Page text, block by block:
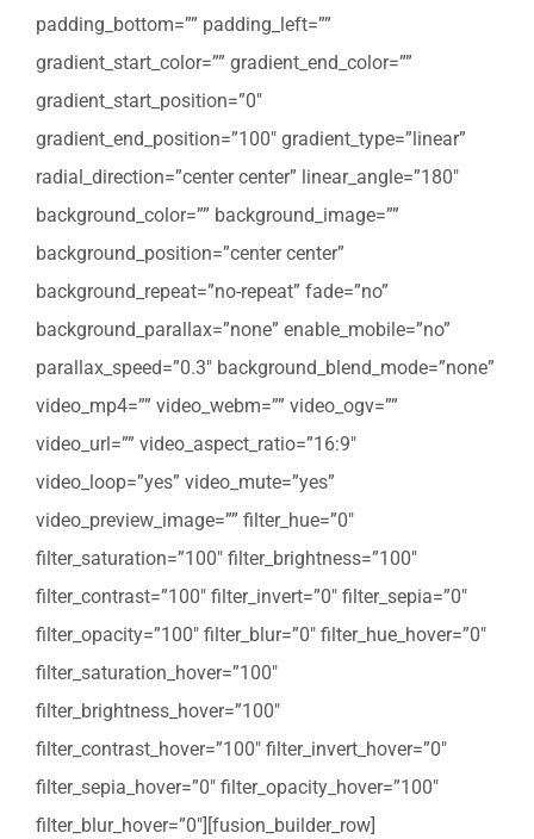
padding_bottom=”” padding_left=””
gradient_start_color=”” gradient_end_color=””
gradient_start_position=”0″
gradient_end_position=”100″ gradient_type=”linear”
radial_direction=”center center” linear_angle=”180″
background_color=”” background_image=””
background_position=”center center”
background_repeat=”no-repeat” fade=”no”
background_parallax=”none” enable_mobile=”no”
parallax_speed=”0.3″ background_blend_mode=”none”
video_mp4=”” video_webm=”” video_ogv=””
video_url=”” video_aspect_ratio=”16:9″
video_loop=”yes” video_mute=”yes”
video_preview_image=”” filter_hue=”0″
filter_saturation=”100″ filter_brightness=”100″
filter_contrast=”100″ filter_invert=”0″ filter_sepia=”0″
filter_opacity=”100″ filter_blur=”0″ filter_hue_hover=”0″
filter_saturation_hover=”100″
filter_brightness_hover=”100″
filter_contrast_hover=”100″ filter_invert_hover=”0″
filter_sepia_hover=”0″ filter_opacity_hover=”100″
filter_blur_hover=”0″][fusion_builder_row]